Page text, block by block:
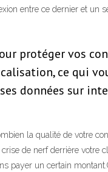
entre ce dernier et un
protéger vos
ce qui
données sur
la qualité de votre
de nerf derrière votre
payer un certain